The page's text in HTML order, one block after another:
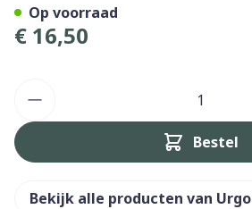
€ 16,50
Bestel
Op voorraad
Bekijk alle producten van Urgo